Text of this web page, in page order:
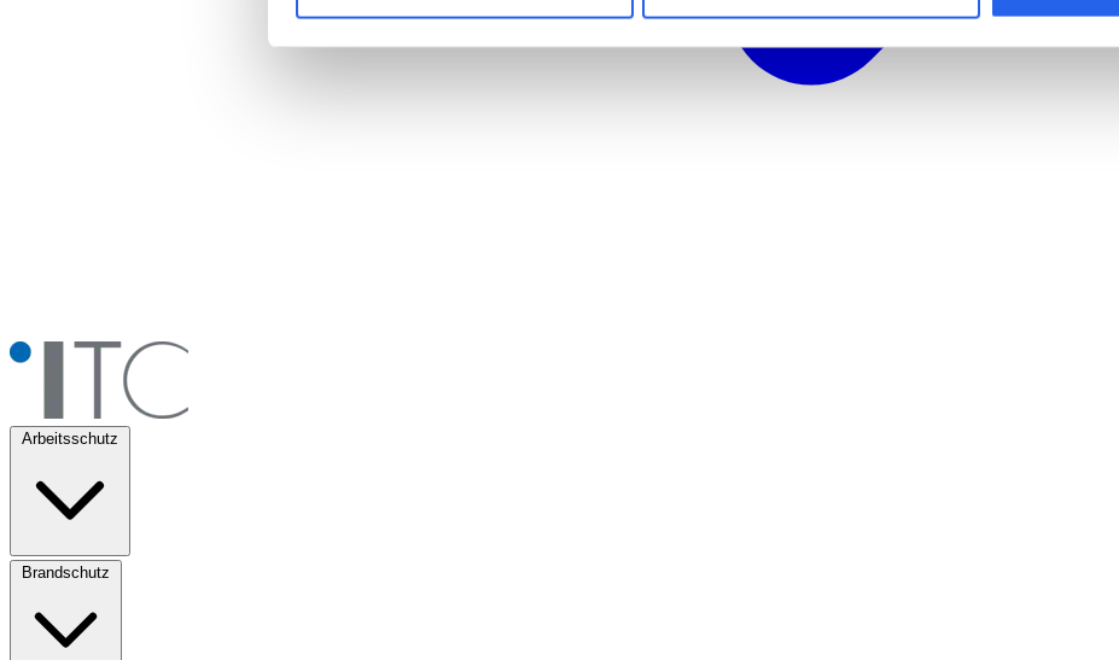
Arbeitsschutz
Brandschutz